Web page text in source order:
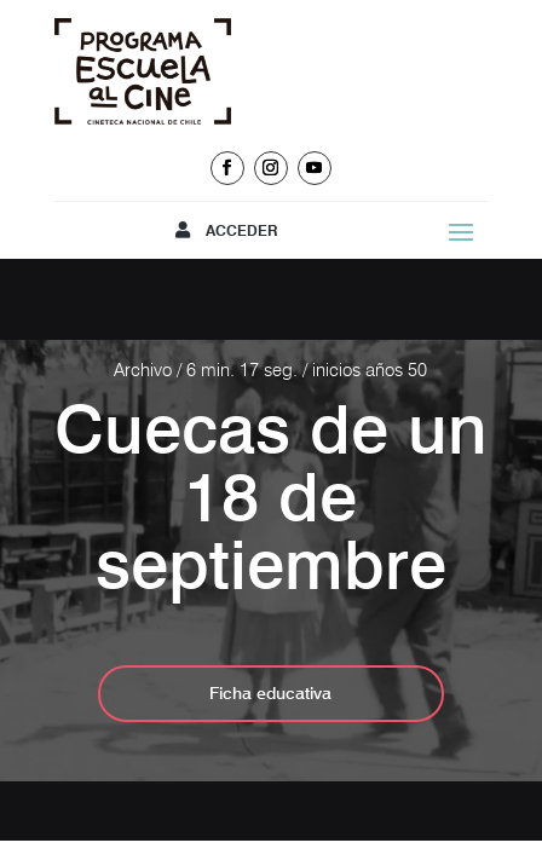
ACCEDER
Archivo / 6 min. 17 seg. / inicios años 50
Cuecas de un
18 de
septiembre
Ficha educativa